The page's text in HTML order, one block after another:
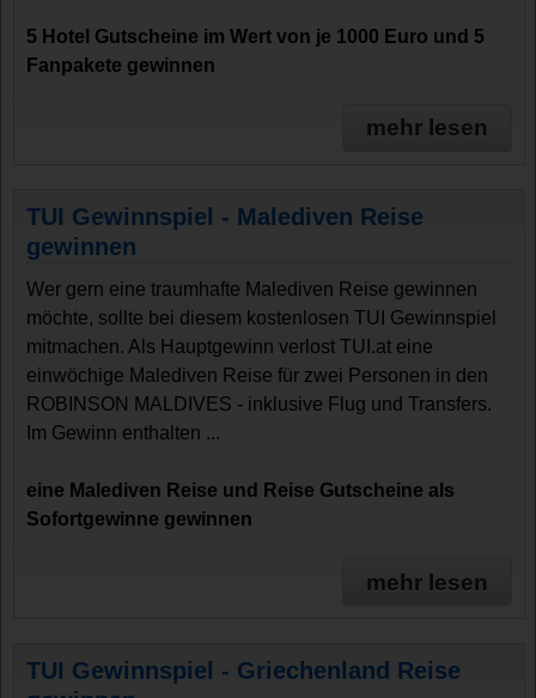
5 Hotel Gutscheine im Wert von je 1000 Euro und 5
Fanpakete gewinnen
mehr lesen
TUI Gewinnspiel - Malediven Reise
gewinnen
Wer gern eine traumhafte Malediven Reise gewinnen
möchte, sollte bei diesem kostenlosen TUI Gewinnspiel
mitmachen. Als Hauptgewinn verlost TUI.at eine
einwöchige Malediven Reise für zwei Personen in den
ROBINSON MALDIVES - inklusive Flug und Transfers.
Im Gewinn enthalten ...
eine Malediven Reise und Reise Gutscheine als
Sofortgewinne gewinnen
mehr lesen
TUI Gewinnspiel - Griechenland Reise